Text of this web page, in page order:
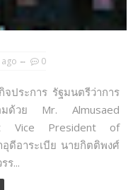
0
ระการ รัฐมนตรีว่าการ
อมด้วย Mr. Almusaed
Vice President of
ดีอาระเบีย นายกิตติพงศ์
ร...